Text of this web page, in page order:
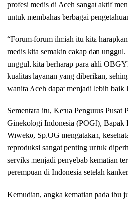
profesi medis di Aceh sangat aktif
untuk membahas berbagai
“Forum-forum ilmiah itu kita
medis kita semakin cakap dan
unggul, kita berharap para ahli
kualitas layanan yang diberikan,
wanita Aceh dapat menjadi lebih baik
Sementara itu, Ketua Pengurus Pusat
Ginekologi Indonesia (POGI), Bapak
Wiweko, Sp.OG mengatakan,
reproduksi sangat penting untuk
serviks menjadi penyebab kematian
perempuan di Indonesia setelah
Kemudian, angka kematian pada ibu